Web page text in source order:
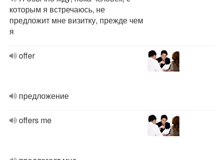
которым я встречаюсь, не
предложит мне визитку, прежде чем
я
offer
предложение
offers me